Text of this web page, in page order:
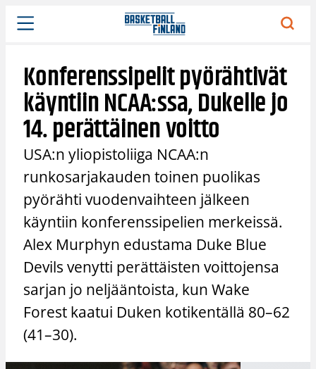
Siirry
sisältöön
Konferenssipelit pyörähtivät
käyntiin NCAA:ssa, Dukelle jo
14. perättäinen voitto
USA:n yliopistoliiga NCAA:n
runkosarjakauden toinen puolikas
pyörähti vuodenvaihteen jälkeen
käyntiin konferenssipelien merkeissä.
Alex Murphyn edustama Duke Blue
Devils venytti perättäisten voittojensa
sarjan jo neljääntoista, kun Wake
Forest kaatui Duken kotikentällä 80–62
(41–30).